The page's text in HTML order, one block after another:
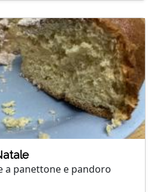
a panettone e pandoro